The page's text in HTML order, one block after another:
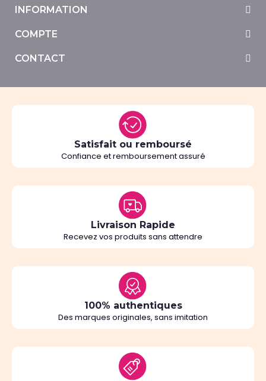
INFORMATION
COMPTE
CONTACT
Satisfait ou remboursé
Confiance et remboursement assuré
Livraison Rapide
Recevez vos produits sans attendre
100% authentiques
Des marques originales, sans imitation